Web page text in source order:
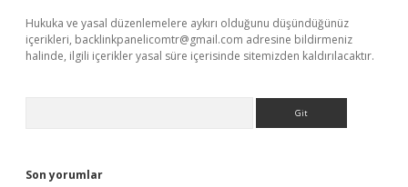
Hukuka ve yasal düzenlemelere aykırı olduğunu düşündüğünüz
içerikleri, backlinkpanelicomtr@gmail.com adresine bildirmeniz
halinde, ilgili içerikler yasal süre içerisinde sitemizden kaldırılacaktır.
Son yorumlar